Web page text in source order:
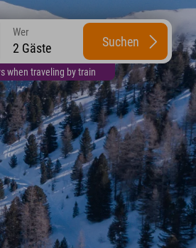
when traveling by train
Wer
2 Gäste Suchen